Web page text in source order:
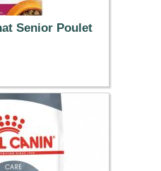
Senior Poulet
€